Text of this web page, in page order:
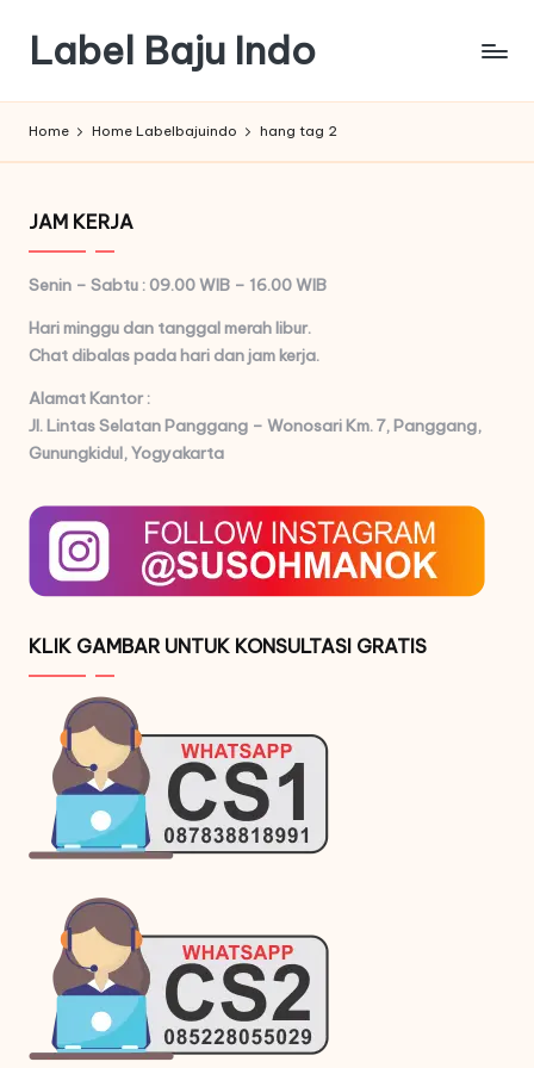
content
Label Baju Indo
Home Home Labelbajuindo hang tag 2
JAM KERJA
Senin – Sabtu : 09.00 WIB – 16.00 WIB
Hari minggu dan tanggal merah libur.
Chat dibalas pada hari dan jam kerja.
Alamat Kantor :
Jl. Lintas Selatan Panggang – Wonosari Km. 7, Panggang,
Gunungkidul, Yogyakarta
KLIK GAMBAR UNTUK KONSULTASI GRATIS